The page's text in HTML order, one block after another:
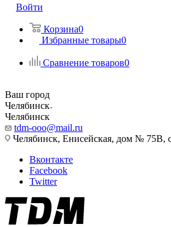
Войти
Корзина0
Избранные товары0
Сравнение товаров0
Ваш город
Челябинск
Челябинск
tdm-ooo@mail.ru
Челябинск, Енисейская, дом № 75В,
Вконтакте
Facebook
Twitter